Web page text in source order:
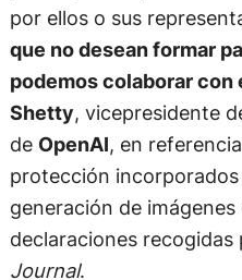
por ellos o sus
que no desean formar
podemos colaborar con
Shetty, vicepresidente
de OpenAI, en
protección
generación de
declaraciones recogidas
Journal.